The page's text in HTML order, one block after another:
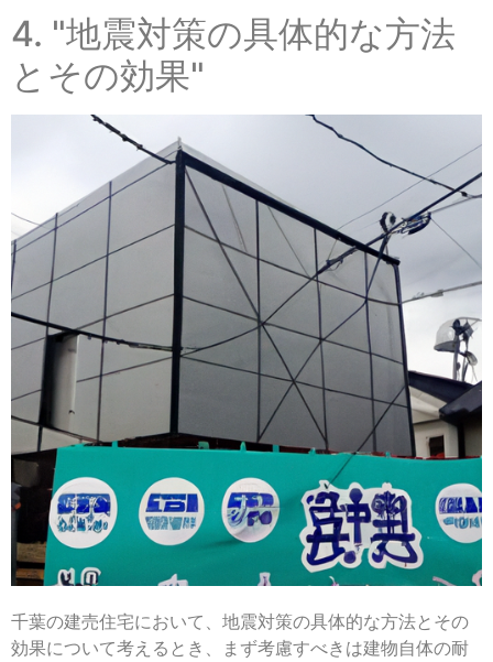
4. "地震対策の具体的な方法
とその効果"
千葉の建売住宅において、地震対策の具体的な方法とその
効果について考えるとき、まず考慮すべきは建物自体の耐